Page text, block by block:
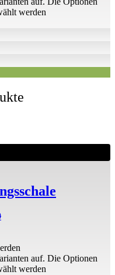
werden
auf. Die Optionen
werden